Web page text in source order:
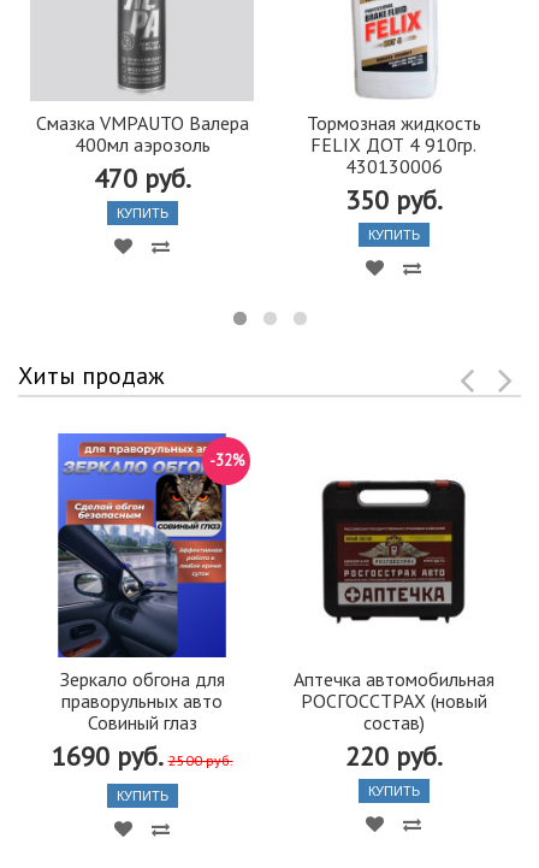
Смазка VMPAUTO Валера
400мл аэрозоль
470 руб.
КУПИТЬ
Тормозная жидкость
FELIX ДОТ 4 910гр.
430130006
350 руб.
КУПИТЬ
Хиты продаж
Зеркало обгона для
праворульных авто
Совиный глаз
1690 руб. 2500 руб.
-32%
КУПИТЬ
Аптечка автомобильная
РОСГОССТРАХ (новый
состав)
220 руб.
КУПИТЬ